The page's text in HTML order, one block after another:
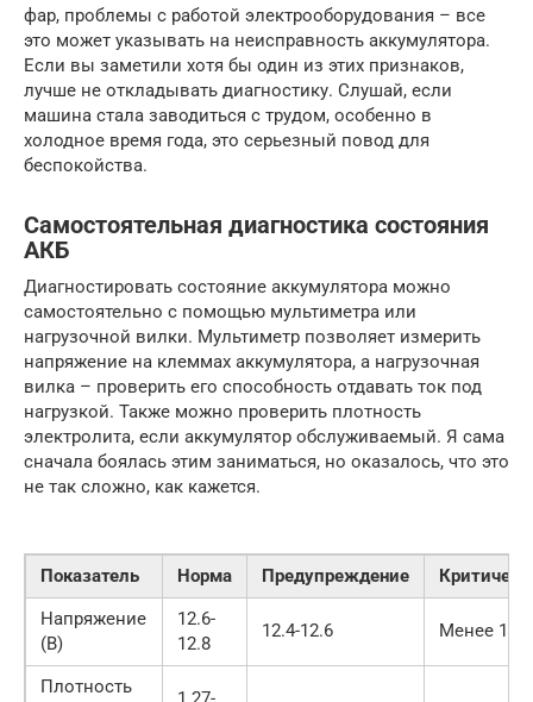
фар, проблемы с работой электрооборудования – все
это может указывать на неисправность аккумулятора.
Если вы заметили хотя бы один из этих признаков,
лучше не откладывать диагностику. Слушай, если
машина стала заводиться с трудом, особенно в
холодное время года, это серьезный повод для
беспокойства.
Самостоятельная диагностика состояния
АКБ
Диагностировать состояние аккумулятора можно
самостоятельно с помощью мультиметра или
нагрузочной вилки. Мультиметр позволяет измерить
напряжение на клеммах аккумулятора, а нагрузочная
вилка – проверить его способность отдавать ток под
нагрузкой. Также можно проверить плотность
электролита, если аккумулятор обслуживаемый. Я сама
сначала боялась этим заниматься, но оказалось, что это
не так сложно, как кажется.
Показатель Норма Предупреждение
Напряжение
(В)
12.6-
12.8
12.4-12.6 Менее 12.4
Плотность